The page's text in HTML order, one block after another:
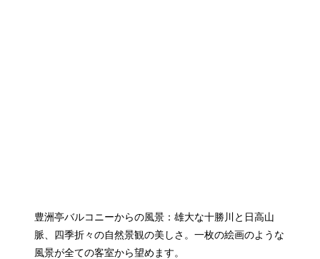
豊洲亭バルコニーからの風景：雄大な十勝川と日高山
脈、四季折々の自然景観の美しさ。一枚の絵画のような
風景が全ての客室から望めます。